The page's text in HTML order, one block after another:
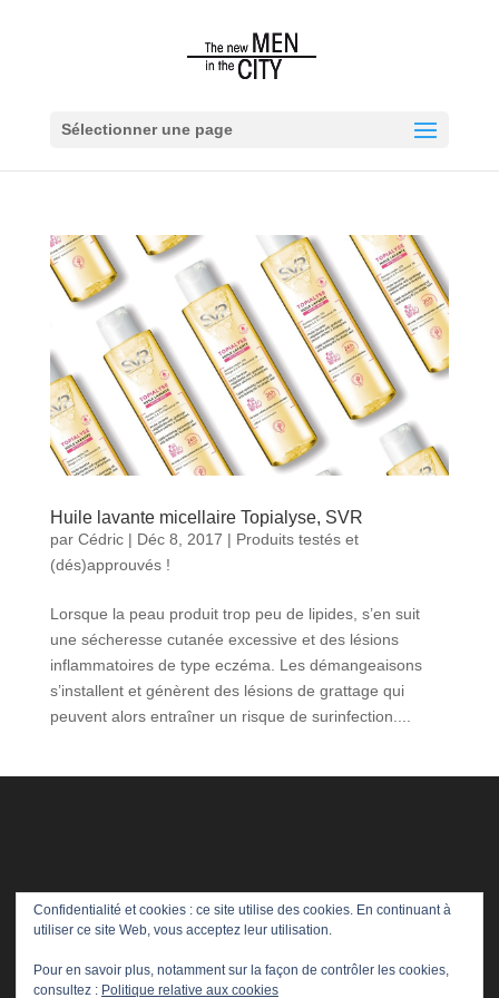
Sélectionner une page
Huile lavante micellaire Topialyse, SVR
par Cédric| Déc 8, 2017 | Produits testés et
(dés)approuvés !
Lorsque la peau produit trop peu de lipides, s’en suit
une sécheresse cutanée excessive et des lésions
inflammatoires de type eczéma. Les démangeaisons
s’installent et génèrent des lésions de grattage qui
peuvent alors entraîner un risque de surinfection....
Confidentialité et cookies : ce site utilise des cookies. En continuant à
utiliser ce site Web, vous acceptez leur utilisation.
Pour en savoir plus, notamment sur la façon de contrôler les cookies,
consultez : Politique relative aux cookies